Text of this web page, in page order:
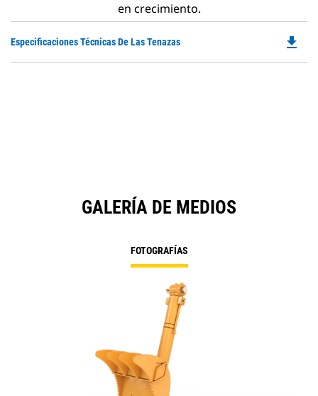
en crecimiento.
Especificaciones Técnicas De Las Tenazas file_download
GALERÍA DE MEDIOS
FOTOGRAFÍAS